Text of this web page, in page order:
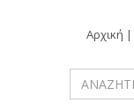
Αρχική |